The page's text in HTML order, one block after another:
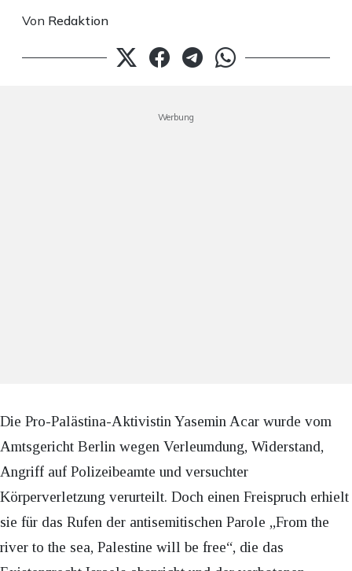
Von Redaktion
Werbung
Die Pro-Palästina-Aktivistin Yasemin Acar wurde vom
Amtsgericht Berlin wegen Verleumdung, Widerstand,
Angriff auf Polizeibeamte und versuchter
Körperverletzung verurteilt. Doch einen Freispruch erhielt
sie für das Rufen der antisemitischen Parole „From the
river to the sea, Palestine will be free“, die das